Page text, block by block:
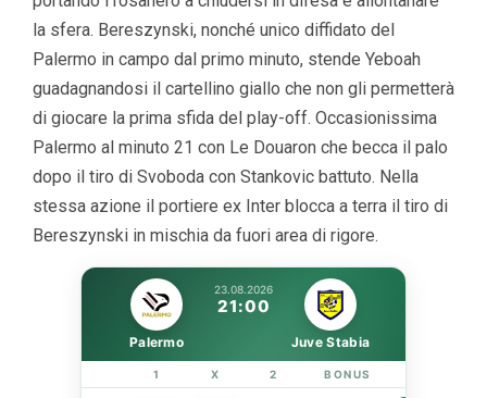
la sfera. Bereszynski, nonché unico diffidato del
Palermo in campo dal primo minuto, stende Yeboah
guadagnandosi il cartellino giallo che non gli permetterà
di giocare la prima sfida del play-off. Occasionissima
Palermo al minuto 21 con Le Douaron che becca il palo
dopo il tiro di Svoboda con Stankovic battuto. Nella
stessa azione il portiere ex Inter blocca a terra il tiro di
Bereszynski in mischia da fuori area di rigore.
23.08.2026
21:00
Palermo Juve Stabia
1 X 2 BONUS